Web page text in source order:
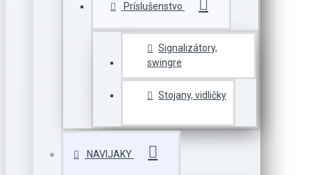
Príslušenstvo
Signalizátory,
swingre
Stojany, vidličky
NAVIJAKY